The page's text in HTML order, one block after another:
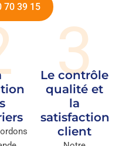
70 39 15
3
Le contrôle
qualité et
la
satisfaction
client